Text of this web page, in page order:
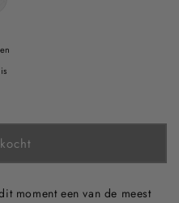
moment een van de meest